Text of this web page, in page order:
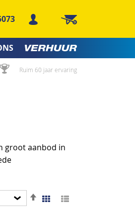
Winkelwagen
Ruim 60 jaar ervaring
groot aanbod in
Tonen
Foto-
tabel
Van